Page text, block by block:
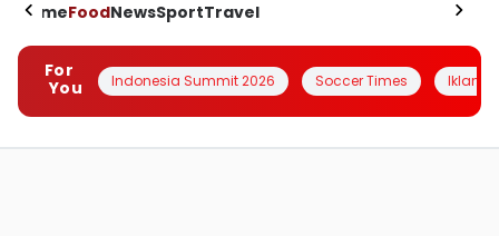
HomeFoodNewsSportTravel
For
You
Indonesia Summit 2026 Soccer Times Iklanin